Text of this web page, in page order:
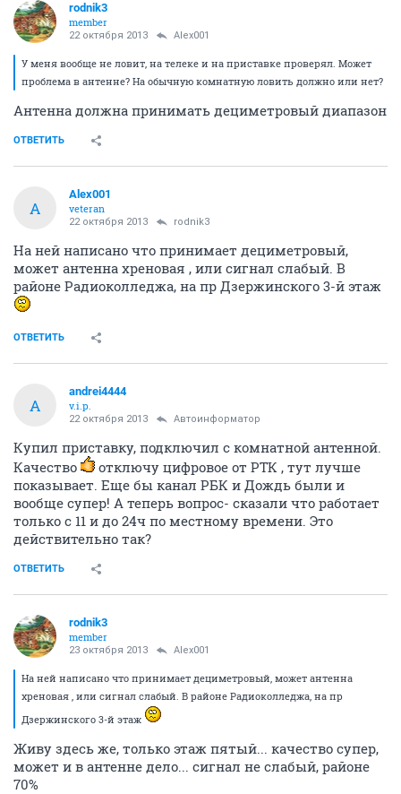
rodnik3
member
22 октября 2013 Alex001
У меня вообще не ловит, на телеке и на приставке проверял. Может
проблема в антенне? На обычную комнатную ловить должно или нет?
Антенна должна принимать дециметровый диапазон
ОТВЕТИТЬ
A
Alex001
veteran
22 октября 2013 rodnik3
На ней написано что принимает дециметровый,
может антенна хреновая , или сигнал слабый. В
районе Радиоколледжа, на пр Дзержинского 3-й этаж
ОТВЕТИТЬ
A
andrei4444
v.i.p.
22 октября 2013 Автоинформатор
Купил приставку, подключил с комнатной антенной.
Качество
отключу цифровое от РТК , тут лучше
показывает. Еще бы канал РБК и Дождь были и
вообще супер! А теперь вопрос- сказали что работает
только с 11 и до 24ч по местному времени. Это
действительно так?
ОТВЕТИТЬ
rodnik3
member
23 октября 2013 Alex001
На ней написано что принимает дециметровый, может антенна
хреновая , или сигнал слабый. В районе Радиоколледжа, на пр
Дзержинского 3-й этаж
Живу здесь же, только этаж пятый... качество супер,
может и в антенне дело... сигнал не слабый, районе
70%